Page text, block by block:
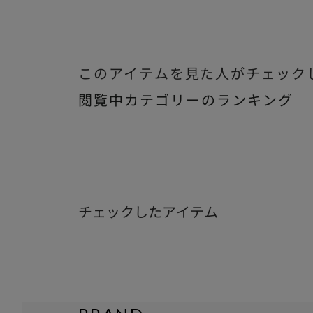
このアイテムを見た人がチェック
閲覧中カテゴリーのランキング
チェックしたアイテム